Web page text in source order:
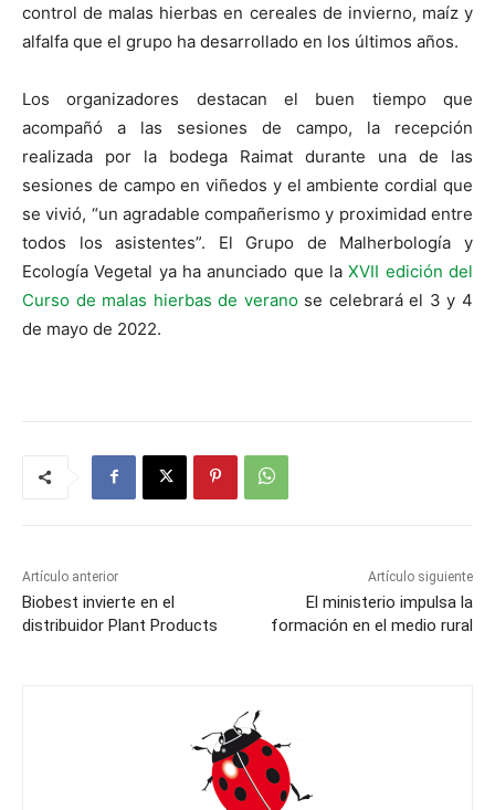
control de malas hierbas en cereales de invierno, maíz y
alfalfa que el grupo ha desarrollado en los últimos años.
Los organizadores destacan el buen tiempo que
acompañó a las sesiones de campo, la recepción
realizada por la bodega Raimat durante una de las
sesiones de campo en viñedos y el ambiente cordial que
se vivió, “un agradable compañerismo y proximidad entre
todos los asistentes”. El Grupo de Malherbología y
Ecología Vegetal ya ha anunciado que laXVII edición del
Curso de malas hierbas de veranose celebrará el 3 y 4
de mayo de 2022.
Artículo anterior
Biobest invierte en el
distribuidor Plant Products
Artículo siguiente
El ministerio impulsa la
formación en el medio rural